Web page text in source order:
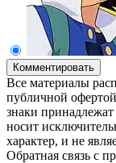
Комментировать
Все материалы
публичной
знаки
носит
характер, и не
Обратная связь с